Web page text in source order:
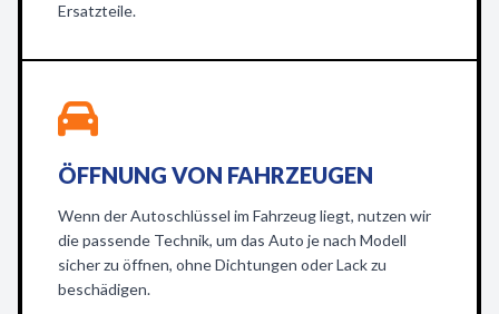
Ersatzteile.
ÖFFNUNG VON FAHRZEUGEN
Wenn der Autoschlüssel im Fahrzeug liegt, nutzen wir
die passende Technik, um das Auto je nach Modell
sicher zu öffnen, ohne Dichtungen oder Lack zu
beschädigen.